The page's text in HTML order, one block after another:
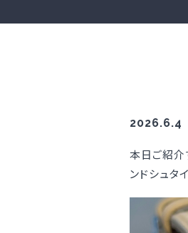
2026.6.4
本日ご紹介
ンドシュタ